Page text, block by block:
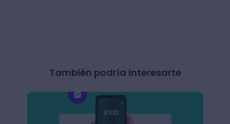
También podría interesarte